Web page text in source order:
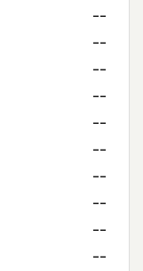
--
--
--
--
--
--
--
--
--
--